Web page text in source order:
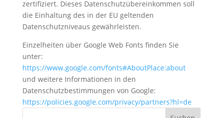
zertifiziert. Dieses Datenschutzübereinkommen soll
die Einhaltung des in der EU geltenden
Datenschutzniveaus gewährleisten.
Einzelheiten über Google Web Fonts finden Sie
unter:
https://www.google.com/fonts#AboutPlace:about
und weitere Informationen in den
Datenschutzbestimmungen von Google:
https://policies.google.com/privacy/partners?hl=de